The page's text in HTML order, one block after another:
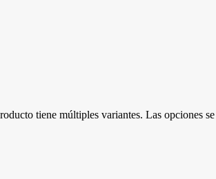
tiene múltiples variantes. Las opciones